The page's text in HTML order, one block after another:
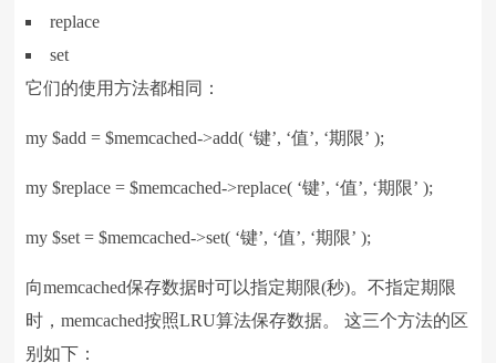
replace
set
它们的使用方法都相同：
my $add = $memcached->add( ‘键’, ‘值’, ‘期限’ );
my $replace = $memcached->replace( ‘键’, ‘值’, ‘期限’ );
my $set = $memcached->set( ‘键’, ‘值’, ‘期限’ );
向memcached保存数据时可以指定期限(秒)。不指定期限
时，memcached按照LRU算法保存数据。 这三个方法的区
别如下：